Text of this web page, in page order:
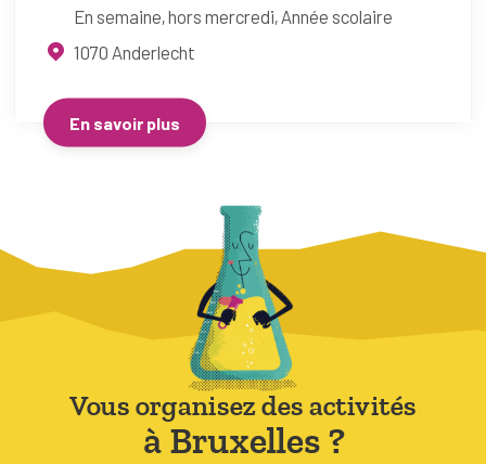
En semaine, hors mercredi Année scolaire
1070 Anderlecht
En savoir plus
Vous organisez des activités
à Bruxelles ?